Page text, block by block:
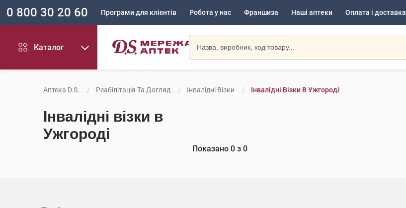
0 800 30 20 60 Програми для клієнтів Робота у нас Франшиза Наші аптеки Оплата і доставка
Каталог
Аптека D.S. Реабілітація Та Догляд Інвалідні Візки Інвалідні Візки В Ужгороді
Інвалідні візки в
Ужгороді
Показано 0 з 0